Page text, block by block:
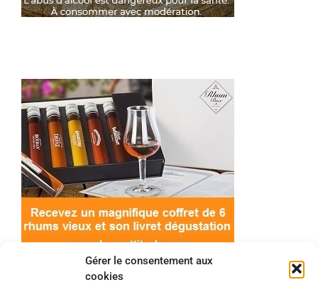
Gérer le consentement aux
cookies